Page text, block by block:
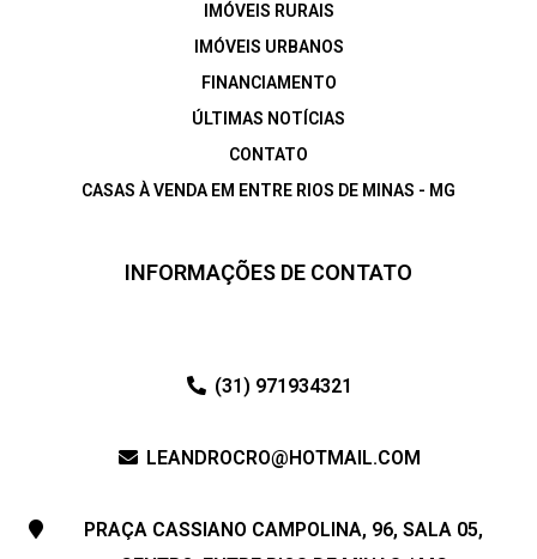
IMÓVEIS RURAIS
IMÓVEIS URBANOS
FINANCIAMENTO
ÚLTIMAS NOTÍCIAS
CONTATO
CASAS À VENDA EM ENTRE RIOS DE MINAS - MG
INFORMAÇÕES DE CONTATO
(31) 971934321
LEANDROCRO@HOTMAIL.COM
PRAÇA CASSIANO CAMPOLINA, 96, SALA 05,